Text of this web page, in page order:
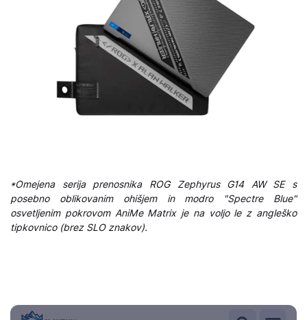
*Omejena serija prenosnika ROG Zephyrus G14 AW SE s
posebno oblikovanim ohišjem in modro "Spectre Blue"
osvetljenim pokrovom AniMe Matrix je na voljo le z angleško
tipkovnico (brez SLO znakov).